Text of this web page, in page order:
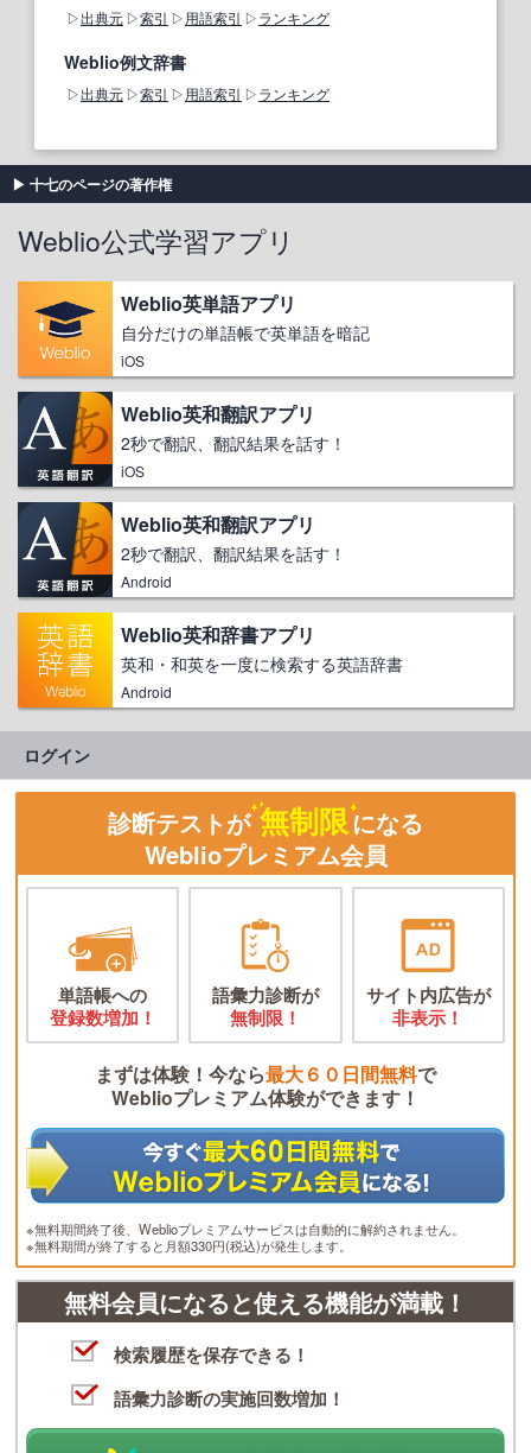
出典元 索引 用語索引 ランキング
Weblio例文辞書
出典元 索引 用語索引 ランキング
十七のページの著作権
Weblio公式学習アプリ
Weblio英単語アプリ
自分だけの単語帳で英単語を暗記
iOS
Weblio英和翻訳アプリ
2秒で翻訳、翻訳結果を話す！
iOS
Weblio英和翻訳アプリ
2秒で翻訳、翻訳結果を話す！
Android
Weblio英和辞書アプリ
英和・和英を一度に検索する英語辞書
Android
ログイン
診断テストが 無制限になる
Weblioプレミアム会員
単語帳への
登録数増加！
語彙力診断が
無制限！
サイト内広告が
非表示！
まずは体験！今なら最大６０日間無料で
Weblioプレミアム体験ができます！
※無料期間終了後、Weblioプレミアムサービスは自動的に解約されません。
※無料期間が終了すると月額330円(税込)が発生します。
無料会員になると使える機能が満載！
検索履歴を保存できる！
語彙力診断の実施回数増加！